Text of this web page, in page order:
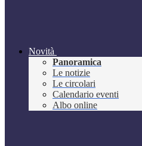
Novità
Panoramica
Le notizie
Le circolari
Calendario eventi
Albo online